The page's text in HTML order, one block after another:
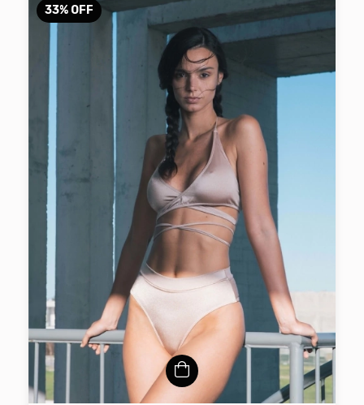
33% OFF